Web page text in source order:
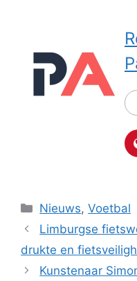
Categorieën
Nieuws,Voetbal
Lim­burg­se
druk­te en
Kunstenaar